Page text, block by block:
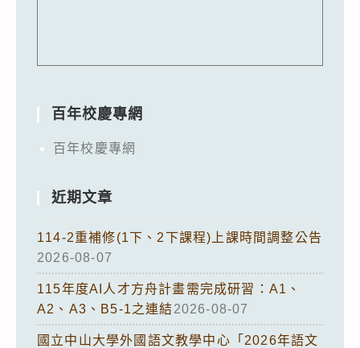
百年校慶專網
百年校慶專網
近期文章
114-2重補修(1下、2下課程)上課時間調整公告
2026-08-07
115年度AI人才方舟計畫需完成研習：A1、
A2、A3、B5-1之連結2026-08-07
國立中山大學外國語文教學中心「2026年語文